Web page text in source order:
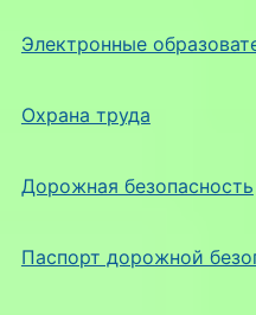
Электронные
Охрана труда
Дорожная безопасность
Паспорт дорожной